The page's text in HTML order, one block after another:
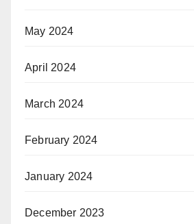
May 2024
April 2024
March 2024
February 2024
January 2024
December 2023